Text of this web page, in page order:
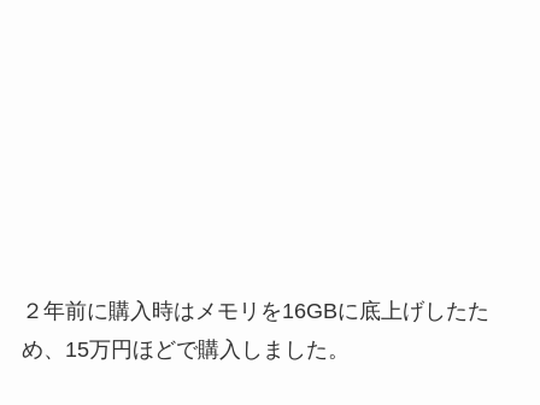
２年前に購入時はメモリを16GBに底上げしたた
め、15万円ほどで購入しました。